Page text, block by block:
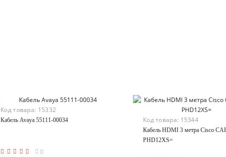
Код товара: 15332
Кабель Avaya 55111-00034
0
Код товара: 15344
Кабель HDMI 3 метра Cisco
PHD12XS=